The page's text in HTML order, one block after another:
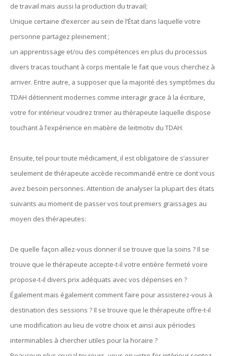
de travail mais aussi la production du travail;
Unique certaine d’exercer au sein de l’État dans laquelle votre
personne partagez pleinement ;
un apprentissage et/ou des compétences en plus du processus
divers tracas touchant à corps mentale le fait que vous cherchez à
arriver. Entre autre, a supposer que la majorité des symptômes du
TDAH détiennent modernes comme interagir grace à la écriture,
votre for intérieur voudrez trimer au thérapeute laquelle dispose
touchant à l’expérience en matière de leitmotiv du TDAH.
Ensuite, tel pour toute médicament, il est obligatoire de s’assurer
seulement de thérapeute accède recommandé entre ce dont vous
avez besoin personnes. Attention de analyser la plupart des états
suivants au moment de passer vos tout premiers graissages au
moyen des thérapeutes:
De quelle façon allez-vous donner il se trouve que la soins ? Il se
trouve que le thérapeute accepte-t-il votre entière fermeté voire
propose-t-il divers prix adéquats avec vos dépenses en ?
Également mais également comment faire pour assisterez-vous à
destination des sessions ? Il se trouve que le thérapeute offre-t-il
une modification au lieu de votre choix et ainsi aux périodes
interminables à chercher utiles pour la horaire ?